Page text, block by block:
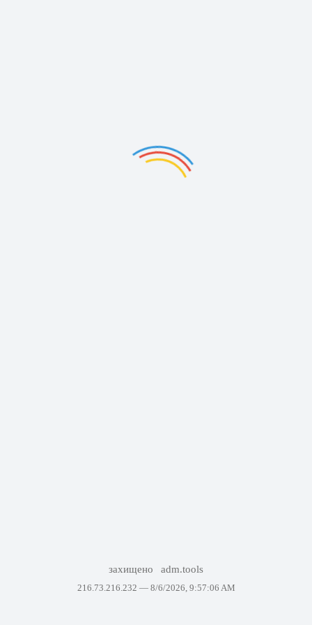
захищено adm.tools
216.73.216.232 — 8/6/2026, 9:57:06 AM